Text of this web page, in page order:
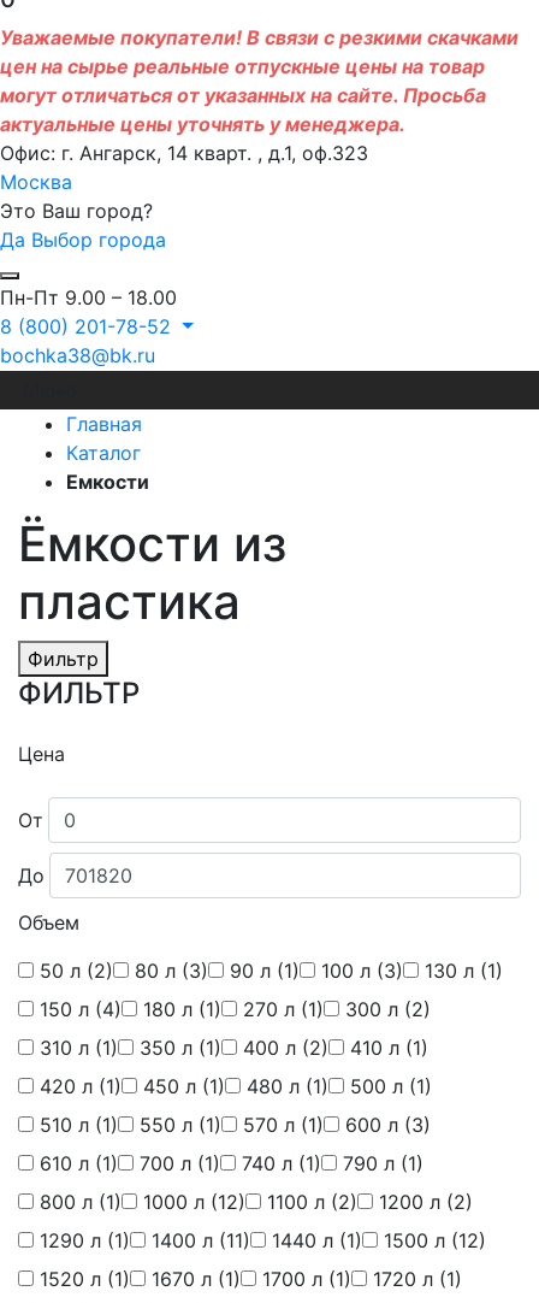
Уважаемые покупатели! В связи с резкими скачками
цен на сырье реальные отпускные цены на товар
могут отличаться от указанных на сайте. Просьба
актуальные цены уточнять у менеджера.
Офис: г. Ангарск, 14 кварт. , д.1, оф.323
Москва
Это Ваш город?
Да Выбор города
Пн-Пт 9.00 – 18.00
8 (800) 201-78-52
bochka38@bk.ru
Главная
Каталог
Емкости
Ёмкости из
пластика
Фильтр
ФИЛЬТР
Цена
От
До
Объем
50 л (2) 80 л (3) 90 л (1) 100 л (3) 130 л (1)
150 л (4) 180 л (1) 270 л (1) 300 л (2)
310 л (1) 350 л (1) 400 л (2) 410 л (1)
420 л (1) 450 л (1) 480 л (1) 500 л (1)
510 л (1) 550 л (1) 570 л (1) 600 л (3)
610 л (1) 700 л (1) 740 л (1) 790 л (1)
800 л (1) 1000 л (12) 1100 л (2) 1200 л (2)
1290 л (1) 1400 л (11) 1440 л (1) 1500 л (12)
1520 л (1) 1670 л (1) 1700 л (1) 1720 л (1)